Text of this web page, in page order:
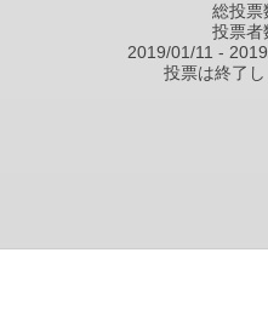
総投票
投票者
2019/01/11 -
投票は終了し